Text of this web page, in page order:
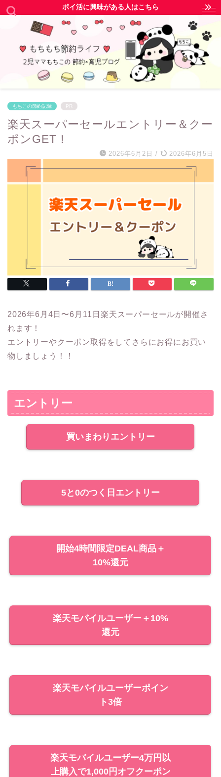
ポイ活に興味がある人はこちら
もちこの節約記録 PR
楽天スーパーセールエントリー＆クー
ポンGET！
2026年6月2日 / 2026年6月5日
2026年6月4日〜6月11日楽天スーパーセールが開催さ
れます！
エントリーやクーポン取得をしてさらにお得にお買い
物しましょう！！
エントリー
買いまわりエントリー
5と0のつく日エントリー
開始4時間限定DEAL商品＋
10%還元
楽天モバイルユーザー＋10%
還元
楽天モバイルユーザーポイン
ト3倍
楽天モバイルユーザー4万円以
上購入で1,000円オフクーポン